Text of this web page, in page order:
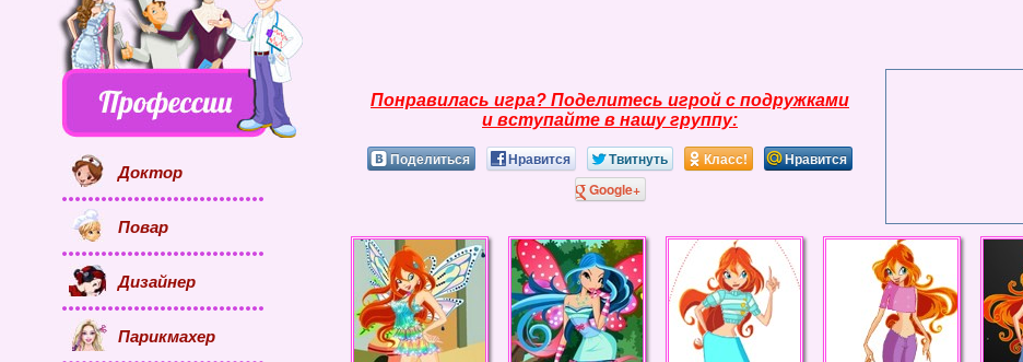
Понравилась игра? Поделитесь игрой с подружками
и вступайте в нашу группу:
Поделиться Нравится Твитнуть Класс!
Нравится
Google+
Доктор
Повар
Дизайнер
Парикмахер